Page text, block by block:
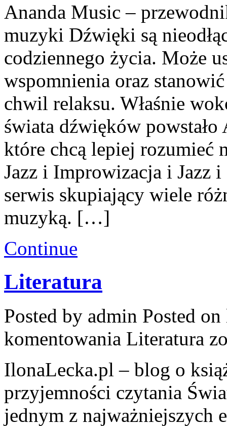
Ananda Music –
muzyki Dźwięki są
codziennego życia. Może
wspomnienia oraz
chwil relaksu. Właśnie
świata dźwięków
które chcą lepiej rozumieć
Jazz i Improwizacja i Jazz
serwis skupiający wiele
muzyką. […]
Continue
Literatura
Posted by admin Posted
komentowania Literatura
IlonaLecka.pl – blog o
przyjemności czytania
jednym z najważniejszych